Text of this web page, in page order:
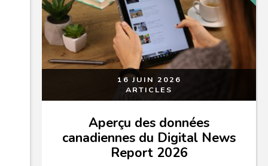
16 JUIN 2026
ARTICLES
Aperçu des données
canadiennes du Digital News
Report 2026